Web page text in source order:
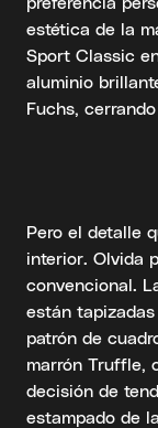
estética de la
Sport Classic
aluminio
Fuchs,
Pero el detalle
interior. Olvida
convencional.
están
patrón de
marrón Truffle,
decisión de
estampado de